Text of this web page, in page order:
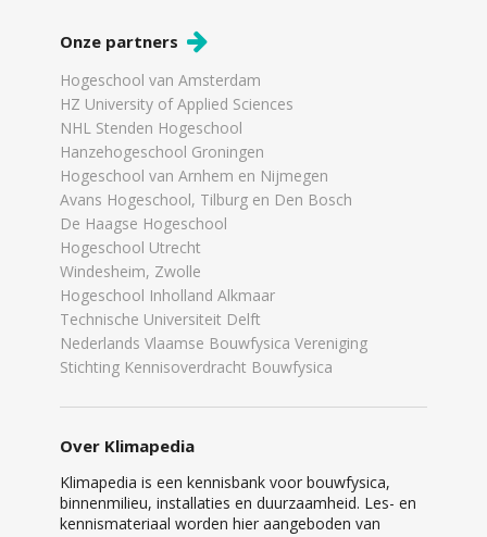
Onze partners
Hogeschool van Amsterdam
HZ University of Applied Sciences
NHL Stenden Hogeschool
Hanzehogeschool Groningen
Hogeschool van Arnhem en Nijmegen
Avans Hogeschool, Tilburg en Den Bosch
De Haagse Hogeschool
Hogeschool Utrecht
Windesheim, Zwolle
Hogeschool Inholland Alkmaar
Technische Universiteit Delft
Nederlands Vlaamse Bouwfysica Vereniging
Stichting Kennisoverdracht Bouwfysica
Over Klimapedia
Klimapedia is een kennisbank voor bouwfysica,
binnenmilieu, installaties en duurzaamheid. Les- en
kennismateriaal worden hier aangeboden van